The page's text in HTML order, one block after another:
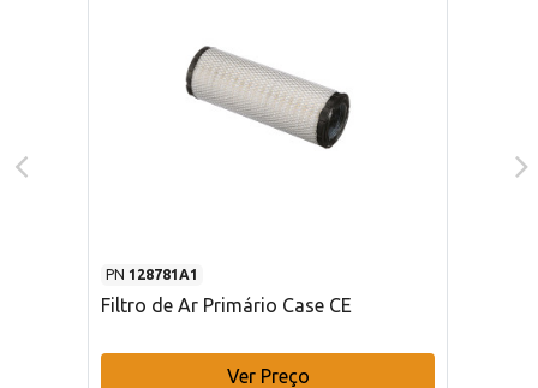
PN 128781A1
Filtro de Ar Primário Case CE
Ver Preço